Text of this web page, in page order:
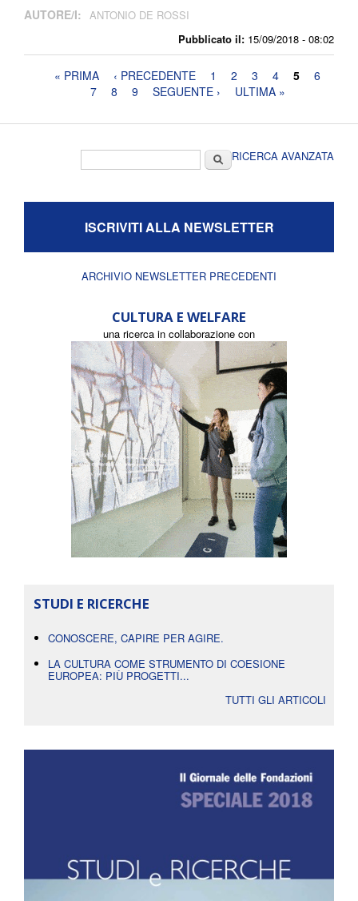
Pubblicato il: 15/09/2018 - 08:02
AUTORE/I: ANTONIO DE ROSSI
Pagine« PRIMA ‹ PRECEDENTE 1 2 3 4 5
6
7
8 9 SEGUENTE › ULTIMA »
CercaRICERCA AVANZATA
ISCRIVITI ALLA NEWSLETTER
ARCHIVIO NEWSLETTER PRECEDENTI
CULTURA E WELFARE
una ricerca in collaborazione con
STUDI E RICERCHE
CONOSCERE, CAPIRE PER AGIRE.
LA CULTURA COME STRUMENTO DI COESIONE
EUROPEA: PIÙ PROGETTI...
TUTTI GLI ARTICOLI